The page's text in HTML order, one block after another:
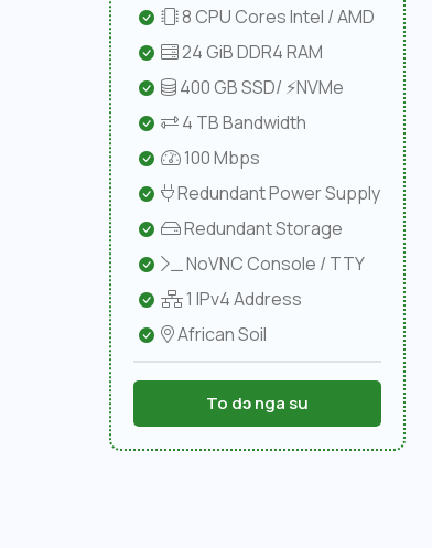
8 CPU Cores Intel / AMD
24 GiB DDR4 RAM
400 GB SSD/ ⚡NVMe
4 TB Bandwidth
100 Mbps
Redundant Power Supply
Redundant Storage
NoVNC Console / TTY
1 IPv4 Address
African Soil
To dɔ nga su